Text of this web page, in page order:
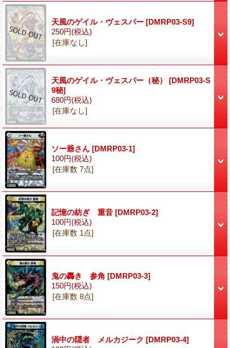
天風のゲイル・ヴェスパー [DMRP03-S9]
250円(税込)
[在庫なし]
天風のゲイル・ヴェスパー（秘） [DMRP03-S
9秘]
680円(税込)
[在庫なし]
ソー爺さん [DMRP03-1]
100円(税込)
[在庫数 7点]
記憶の紡ぎ 重音 [DMRP03-2]
100円(税込)
[在庫数 1点]
鬼の轟き 参角 [DMRP03-3]
150円(税込)
[在庫数 8点]
渦中の隠者 メルカジーク [DMRP03-4]